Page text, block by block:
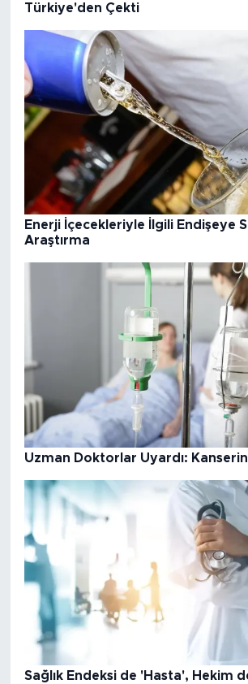
Türkiye'den Çekti
Enerji İçecekleriyle İlgili Endişeye
Araştırma
Uzman Doktorlar Uyardı: Kanserin
Sağlık Endeksi de 'Hasta', Hekim